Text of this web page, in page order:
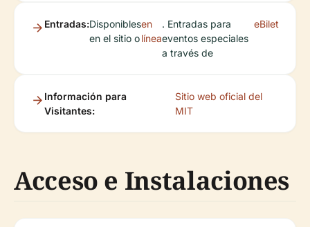
Entradas:Disponibles
en el sitio o
en
línea
. Entradas para
eventos especiales
a través de
eBilet
Información para
Visitantes:
Sitio web oficial del
MIT
Acceso e Instalaciones